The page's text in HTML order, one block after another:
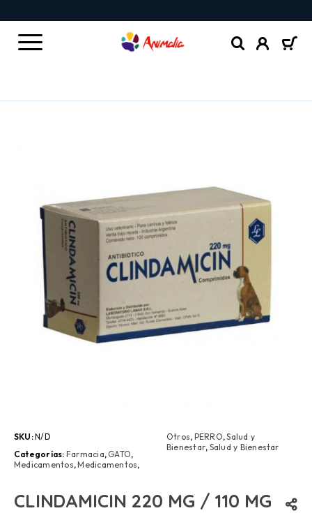
SKU:N/D
Categorías: Farmacia, GATO,
Medicamentos,Medicamentos,
Otros, PERRO,Salud y
Bienestar, Salud y Bienestar
CLINDAMICIN 220 MG / 110 MG